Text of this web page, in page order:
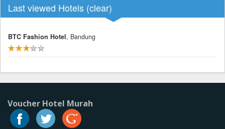
Last viewed Hotels (clear)
BTC Fashion Hotel, Bandung
Voucher Hotel Murah